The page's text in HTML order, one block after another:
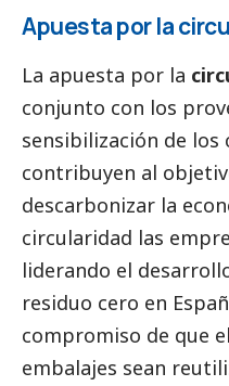
Apuesta por la
La apuesta por la
conjunto con los
sensibilización de
contribuyen al
descarbonizar la
circularidad las
liderando el
residuo cero en
compromiso de que
embalajes sean